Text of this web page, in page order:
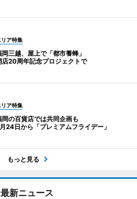
ア特集
岡三越、屋上で「都市養蜂」
店20周年記念プロジェクトで
ア特集
岡の百貨店では共同企画も
24日から「プレミアムフライデー」
もっと見る
最新ニュース